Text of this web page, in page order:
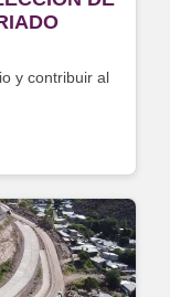
y contribuir al